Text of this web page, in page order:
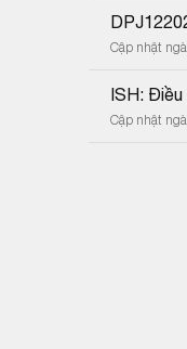
Cập nhật
ISH: Điều
Cập nhật